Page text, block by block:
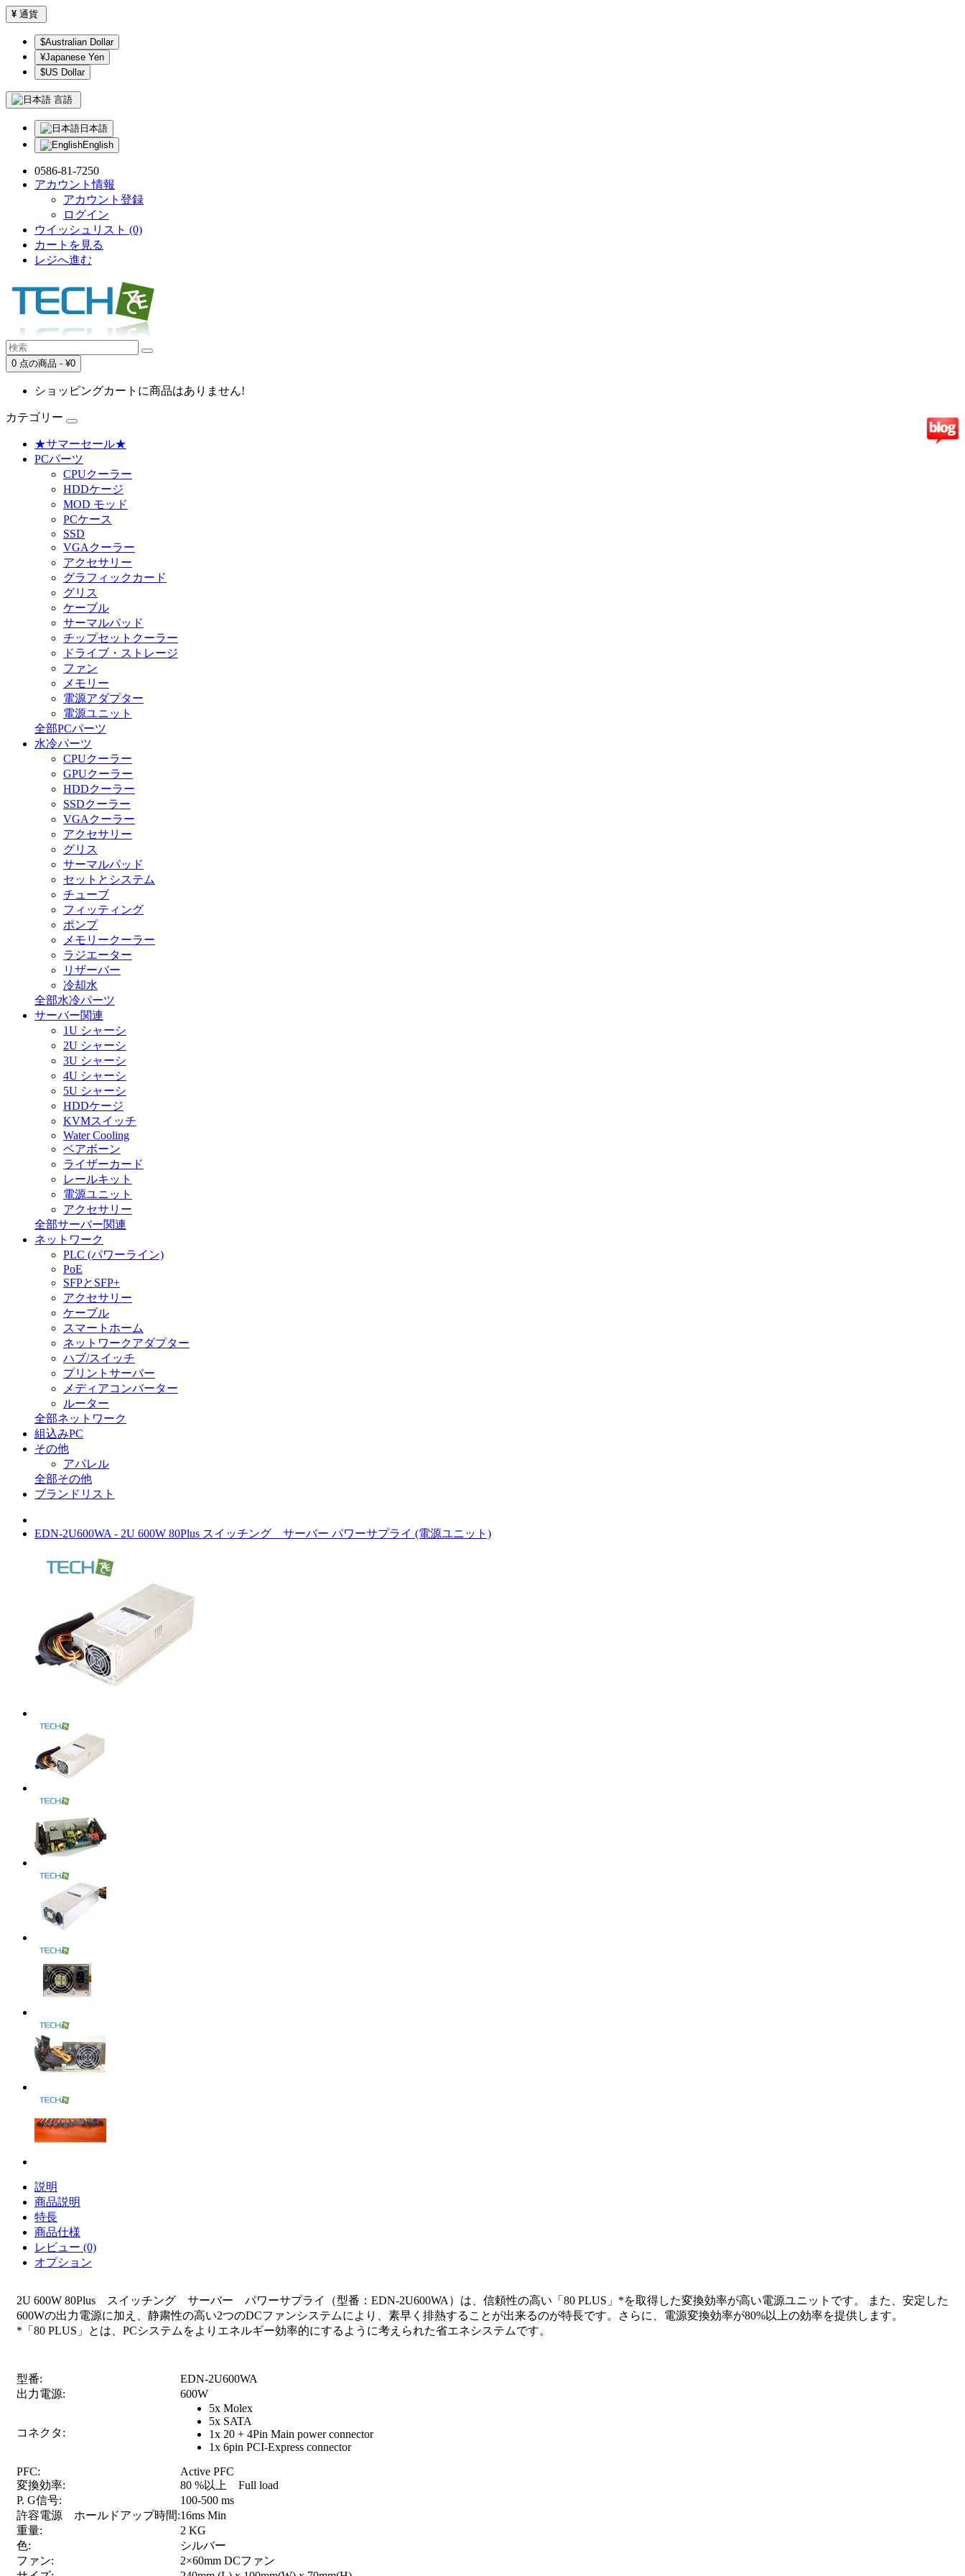
¥ 通貨
$Australian Dollar
¥Japanese Yen
$US Dollar
言語
日本語
English
0586-81-7250
アカウント情報
アカウント登録
ログイン
ウイッシュリスト (0)
カートを見る
レジへ進む
0 点の商品 - ¥0
ショッピングカートに商品はありません!
カテゴリー
★サマーセール★
PCパーツ
CPUクーラー
HDDケージ
MOD モッド
PCケース
SSD
VGAクーラー
アクセサリー
グラフィックカード
グリス
ケーブル
サーマルパッド
チップセットクーラー
ドライブ・ストレージ
ファン
メモリー
電源アダプター
電源ユニット
全部PCパーツ
水冷パーツ
CPUクーラー
GPUクーラー
HDDクーラー
SSDクーラー
VGAクーラー
アクセサリー
グリス
サーマルパッド
セットとシステム
チューブ
フィッティング
ポンプ
メモリークーラー
ラジエーター
リザーバー
冷却水
全部水冷パーツ
サーバー関連
1U シャーシ
2U シャーシ
3U シャーシ
4U シャーシ
5U シャーシ
HDDケージ
KVMスイッチ
Water Cooling
ベアボーン
ライザーカード
レールキット
電源ユニット
アクセサリー
全部サーバー関連
ネットワーク
PLC (パワーライン)
PoE
SFPとSFP+
アクセサリー
ケーブル
スマートホーム
ネットワークアダプター
ハブ/スイッチ
プリントサーバー
メディアコンバーター
ルーター
全部ネットワーク
組込みPC
その他
アパレル
全部その他
ブランドリスト
EDN-2U600WA - 2U 600W 80Plus スイッチング サーバー パワーサプライ (電源ユニット)
説明
商品説明
特長
商品仕様
レビュー (0)
オプション
2U 600W 80Plus スイッチング サーバー パワーサプライ（型番：EDN-2U600WA）は、信頼性の高い「80 PLUS」*を取得した変換効率が高い電源ユニットです。 また、安定した
600Wの出力電源に加え、静粛性の高い2つのDCファンシステムにより、素早く排熱することが出来るのが特長です。さらに、電源変換効率が80%以上の効率を提供します。
*「80 PLUS」とは、PCシステムをよりエネルギー効率的にするように考えられた省エネシステムです。
型番:
EDN-2U600WA
出力電源:
600W
コネクタ:
5x Molex
5x SATA
1x 20 + 4Pin Main power connector
1x 6pin PCI-Express connector
PFC:
Active PFC
変換効率:
80 %以上 Full load
P. G信号:
100-500 ms
許容電源 ホールドアップ時間:16ms Min
重量:
2 KG
色:
シルバー
ファン:
2×60mm DCファン